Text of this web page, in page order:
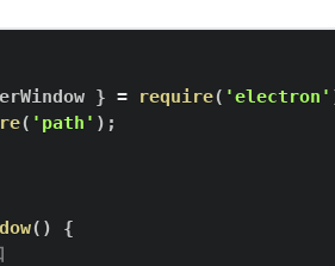
} = require( 'electron'
( 'path' ) ;
( )
{